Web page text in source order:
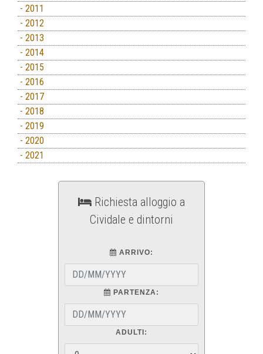
- 2011
- 2012
- 2013
- 2014
- 2015
- 2016
- 2017
- 2018
- 2019
- 2020
- 2021
Richiesta alloggio a
Cividale e dintorni
ARRIVO:
PARTENZA:
ADULTI: